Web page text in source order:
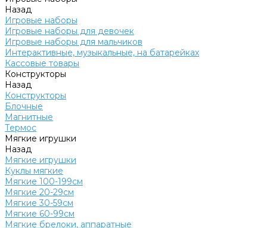
Назад
Игровые наборы
Игровые наборы для девочек
Игровые наборы для мальчиков
Интерактивные, музыкальные, на батарейках
Кассовые товары
Конструкторы
Назад
Конструкторы
Блочные
Магнитные
Термос
Мягкие игрушки
Назад
Мягкие игрушки
Куклы мягкие
Мягкие 100-199см
Мягкие 20-29см
Мягкие 30-59см
Мягкие 60-99см
Мягкие брелоки, аппаратные